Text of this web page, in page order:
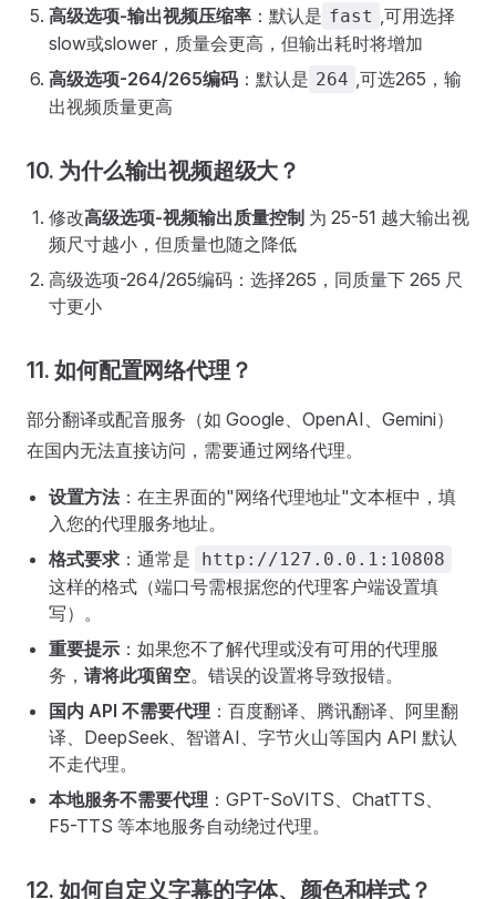
高级选项-输出视频压缩率 ：默认是 fast ,可用选择
slow或slower，质量会更高，但输出耗时将增加
高级选项-264/265编码 ：默认是 264 ,可选265，输
出视频质量更高
10. 为什么输出视频超级大？
修改高级选项-视频输出质量控制 为 25-51 越大输出视
频尺寸越小，但质量也随之降低
高级选项-264/265编码：选择265，同质量下 265 尺
寸更小
11. 如何配置网络代理？
部分翻译或配音服务（如 Google、OpenAI、Gemini）
在国内无法直接访问，需要通过网络代理。
设置方法：在主界面的"网络代理地址"文本框中，填
入您的代理服务地址。
格式要求 ：通常是 http://127.0.0.1:10808
这样的格式（端口号需根据您的代理客户端设置填
写）。
重要提示 ：如果您不了解代理或没有可用的代理服
务， 请将此项留空。错误的设置将导致报错。
国内 API 不需要代理 ：百度翻译、腾讯翻译、阿里翻
译、DeepSeek、智谱AI、字节火山等国内 API 默认
不走代理。
本地服务不需要代理 ：GPT-SoVITS、ChatTTS、
F5-TTS 等本地服务自动绕过代理。
12. 如何自定义字幕的字体、颜色和样式？